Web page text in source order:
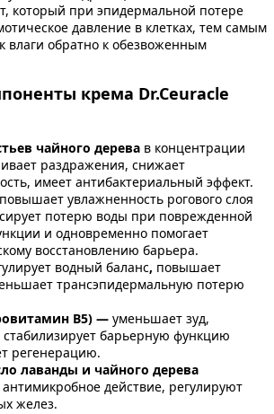
который при эпидермальной потере
давление в клетках, тем самым
влаги обратно к обезвоженным
крема Dr.Ceuracle
чайного дерева в концентрации
раздражения, снижает
имеет антибактериальный эффект.
увлажненность рогового слоя
потерю воды при поврежденной
и одновременно помогает
восстановлению барьера.
водный баланс, повышает
трансэпидермальную потерю
В5) — уменьшает зуд,
стабилизирует барьерную функцию
регенерацию.
лаванды и чайного дерева
действие, регулируют
желез.